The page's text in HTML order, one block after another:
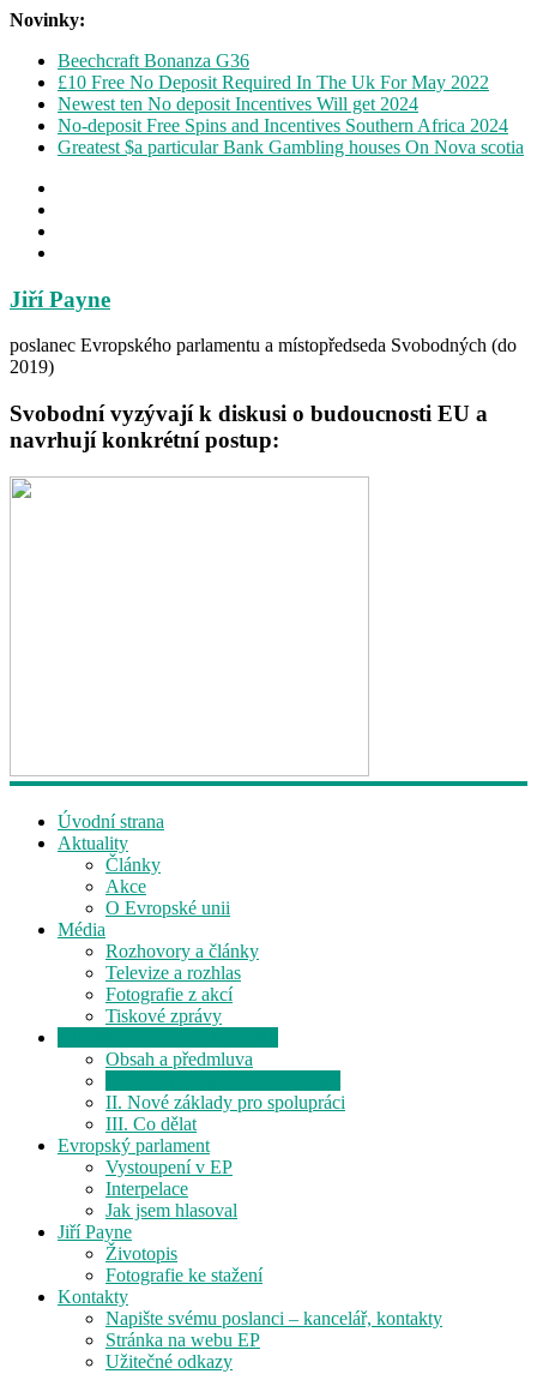
Novinky:
Beechcraft Bonanza G36
£10 Free No Deposit Required In The Uk For May 2022
Newest ten No deposit Incentives Will get 2024
No-deposit Free Spins and Incentives Southern Africa 2024
Greatest $a particular Bank Gambling houses On Nova scotia
Jiří Payne
poslanec Evropského parlamentu a místopředseda Svobodných (do
2019)
Svobodní vyzývají k diskusi o budoucnosti EU a
navrhují konkrétní postup:
Úvodní strana
Aktuality
Články
Akce
O Evropské unii
Média
Rozhovory a články
Televize a rozhlas
Fotografie z akcí
Tiskové zprávy
Obsah a předmluva
II. Nové základy pro spolupráci
III. Co dělat
Evropský parlament
Vystoupení v EP
Interpelace
Jak jsem hlasoval
Jiří Payne
Životopis
Fotografie ke stažení
Kontakty
Napište svému poslanci – kancelář, kontakty
Stránka na webu EP
Užitečné odkazy